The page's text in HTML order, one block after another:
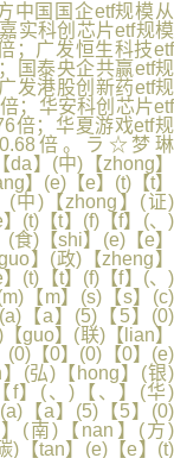
国国企etf规模从
实科创芯片etf规模
；广发恒生科技etf
国泰央企共赢etf规
发港股创新药etf规
；华安科创芯片etf
倍；华夏游戏etf规
倍。ラ☆梦琳
】(中)【zhong】
】(e)【e】(t)【t】
(中)【zhong】(证)
(t)【t】(f)【f】(、)
食)【shi】(e)【e】
】(政)【zheng】
(t)【t】(f)【f】(、)
【m】(s)【s】(c)
【a】(5)【5】(0)
guo】(联)【lian】
(0)【0】(0)【0】(e)
(弘)【hong】(银)
f】(、)【、】(华)
【a】(5)【5】(0)
(南)【nan】(方)
)【tan】(e)【e】(t)